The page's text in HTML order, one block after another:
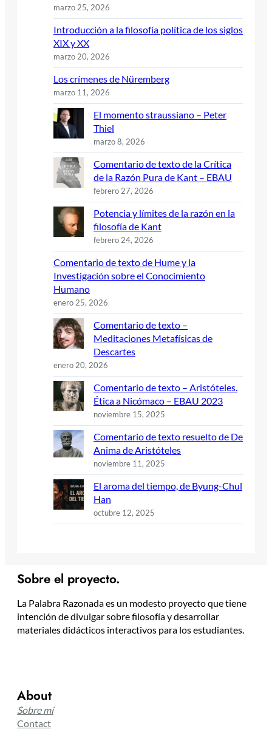
marzo 25, 2026
Introducción a la filosofía política de los siglos
XIX y XX
marzo 20, 2026
Los crímenes de Nüremberg
marzo 11, 2026
El momento straussiano – Peter
Thiel
marzo 8, 2026
Comentario de texto de la Crítica
de la Razón Pura de Kant – EBAU
febrero 27, 2026
Potencia y límites de la razón en la
filosofía de Kant
febrero 24, 2026
Comentario de texto de Hume y la
Investigación sobre el Conocimiento
Humano
enero 25, 2026
Comentario de texto –
Meditaciones Metafísicas de
Descartes
enero 20, 2026
Comentario de texto – Aristóteles.
Ética a Nicómaco – EBAU 2023
noviembre 15, 2025
Comentario de texto resuelto de De
Anima de Aristóteles
noviembre 11, 2025
El aroma del tiempo, de Byung-Chul
Han
octubre 12, 2025
Sobre el proyecto.
La Palabra Razonada es un modesto proyecto que tiene
intención de divulgar sobre filosofía y desarrollar
materiales didácticos interactivos para los estudiantes.
About
Sobre mí
Contact